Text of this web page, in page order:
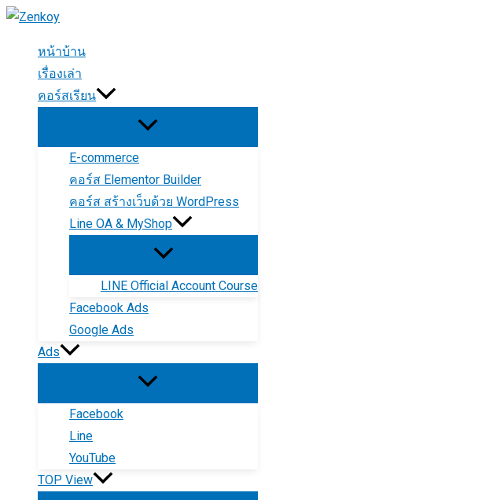
Skip
content
หน้าบ้าน
เรื่องเล่า
คอร์สเรียน
E-commerce
คอร์ส Elementor Builder
คอร์ส สร้างเว็บด้วย WordPress
Line OA & MyShop
LINE Official Account Course
Facebook Ads
Google Ads
Ads
Facebook
Line
YouTube
TOP View